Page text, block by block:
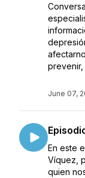
prevenir,
June 07,
En este
Víquez,
quien